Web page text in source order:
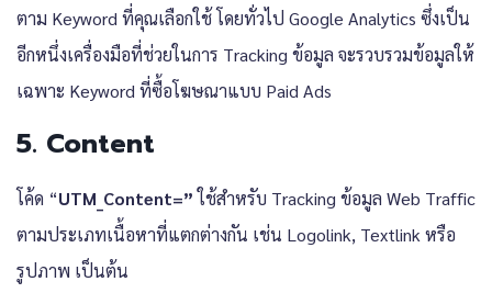
ตาม Keyword ที่คุณเลือกใช้ โดยทั่วไป Google Analytics ซึ่งเป็น
อีกหนึ่งเครื่องมือที่ช่วยในการ Tracking ข้อมูล จะรวบรวมข้อมูลให้
เฉพาะ Keyword ที่ซื้อโฆษณาแบบ Paid Ads
5. Content
โค้ด “UTM_Content=”ใช้สำหรับ Tracking ข้อมูล Web Traffic
ตามประเภทเนื้อหาที่แตกต่างกัน เช่น Logolink, Textlink หรือ
รูปภาพ เป็นต้น